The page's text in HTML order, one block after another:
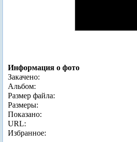
Информация о фото
Закачено:
Альбом:
Размер файла:
Размеры:
Показано:
URL:
Избранное: